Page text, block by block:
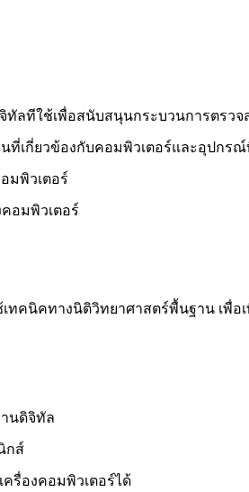
ทัลทีใช้เพื่อสนับสนุนกระบวนการตรว
เกี่ยวข้องกับคอมพิวเตอร์และอุปกรณ์
มพิวเตอร์
อมพิวเตอร์
ทคนิคทางนิติวิทยาศาสตร์พื้นฐาน เพื่
านดิจิทัล
กส์
รื่องคอมพิวเตอร์ได้